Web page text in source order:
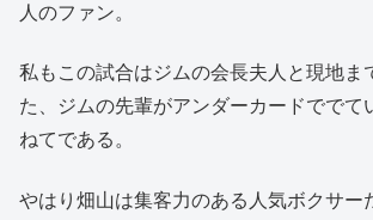
人のファン。
私もこの試合はジムの会長夫人と現地ま
た、ジムの先輩がアンダーカードででて
ねてである。
やはり畑山は集客力のある人気ボクサー